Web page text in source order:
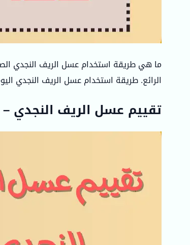
ما هي طريقة استخدام عسل الريف النجدي
الرائع. طريقة استخدام عسل الريف النجدي
تقييم عسل الريف النجدي –